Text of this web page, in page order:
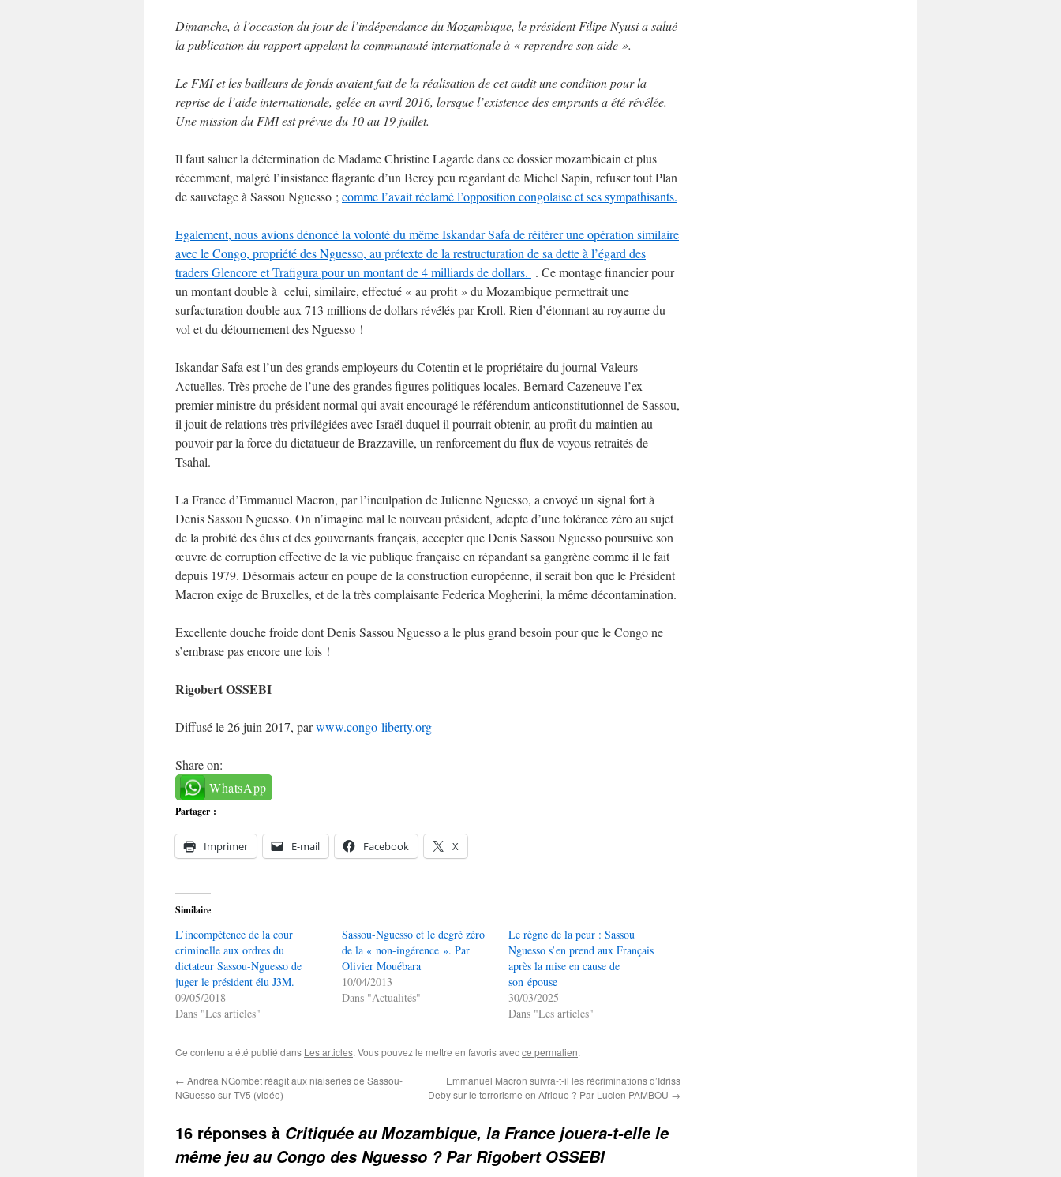
Dimanche, à l’occasion du jour de l’indépendance du Mozambique, le président Filipe Nyusi a salué
la publication du rapport appelant la communauté internationale à « reprendre son aide ».
Le FMI et les bailleurs de fonds avaient fait de la réalisation de cet audit une condition pour la
reprise de l’aide internationale, gelée en avril 2016, lorsque l’existence des emprunts a été révélée.
Une mission du FMI est prévue du 10 au 19 juillet.
Il faut saluer la détermination de Madame Christine Lagarde dans ce dossier mozambicain et plus
récemment, malgré l’insistance flagrante d’un Bercy peu regardant de Michel Sapin, refuser tout Plan
de sauvetage à Sassou Nguesso ; comme l’avait réclamé l’opposition congolaise et ses sympathisants.
Egalement, nous avions dénoncé la volonté du même Iskandar Safa de réitérer une opération similaire
avec le Congo, propriété des Nguesso, au prétexte de la restructuration de sa dette à l’égard des
traders Glencore et Trafigura pour un montant de 4 milliards de dollars. . Ce montage financier pour
un montant double à celui, similaire, effectué « au profit » du Mozambique permettrait une
surfacturation double aux 713 millions de dollars révélés par Kroll. Rien d’étonnant au royaume du
vol et du détournement des Nguesso !
Iskandar Safa est l’un des grands employeurs du Cotentin et le propriétaire du journal Valeurs
Actuelles. Très proche de l’une des grandes figures politiques locales, Bernard Cazeneuve l’ex-
premier ministre du président normal qui avait encouragé le référendum anticonstitutionnel de Sassou,
il jouit de relations très privilégiées avec Israël duquel il pourrait obtenir, au profit du maintien au
pouvoir par la force du dictatueur de Brazzaville, un renforcement du flux de voyous retraités de
Tsahal.
La France d’Emmanuel Macron, par l’inculpation de Julienne Nguesso, a envoyé un signal fort à
Denis Sassou Nguesso. On n’imagine mal le nouveau président, adepte d’une tolérance zéro au sujet
de la probité des élus et des gouvernants français, accepter que Denis Sassou Nguesso poursuive son
œuvre de corruption effective de la vie publique française en répandant sa gangrène comme il le fait
depuis 1979. Désormais acteur en poupe de la construction européenne, il serait bon que le Président
Macron exige de Bruxelles, et de la très complaisante Federica Mogherini, la même décontamination.
Excellente douche froide dont Denis Sassou Nguesso a le plus grand besoin pour que le Congo ne
s’embrase pas encore une fois !
Rigobert OSSEBI
Diffusé le 26 juin 2017, parwww.congo-liberty.org
Share on:
WhatsApp
Partager :
Imprimer E-mail Facebook X
Similaire
L’incompétence de la cour
criminelle aux ordres du
dictateur Sassou-Nguesso de
juger le président élu J3M.
09/05/2018
Dans "Les articles"
Sassou-Nguesso et le degré zéro
de la « non-ingérence ». Par
Olivier Mouébara
10/04/2013
Dans "Actualités"
Le règne de la peur : Sassou
Nguesso s’en prend aux Français
après la mise en cause de
son épouse
30/03/2025
Dans "Les articles"
Ce contenu a été publié dans Les articles. Vous pouvez le mettre en favoris avecce permalien.
← Andrea NGombet réagit aux niaiseries de Sassou-
NGuesso sur TV5 (vidéo)
Emmanuel Macron suivra-t-il les récriminations d’Idriss
Deby sur le terrorisme en Afrique ? Par Lucien PAMBOU →
16 réponses à Critiquée au Mozambique, la France jouera-t-elle le
même jeu au Congo des Nguesso ? Par Rigobert OSSEBI